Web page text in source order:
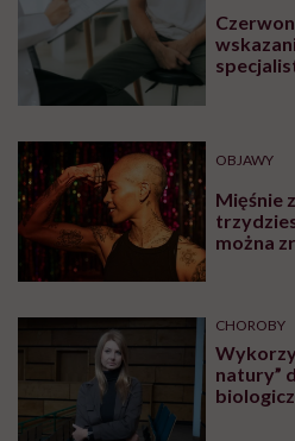
OBJAWY
Mięśnie
można
CHOROBY
natury”